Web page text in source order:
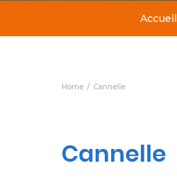
Accueil
Home Cannelle
Cannelle